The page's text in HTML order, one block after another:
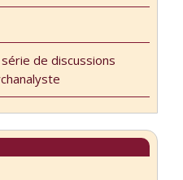
de discussions